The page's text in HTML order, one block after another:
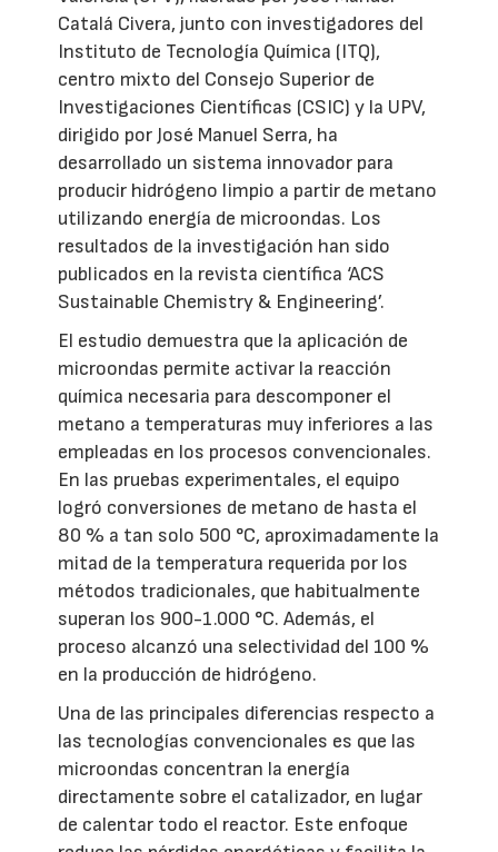
Catalá Civera, junto con investigadores del
Instituto de Tecnología Química (ITQ),
centro mixto del Consejo Superior de
Investigaciones Científicas (CSIC) y la UPV,
dirigido por José Manuel Serra, ha
desarrollado un sistema innovador para
producir hidrógeno limpio a partir de metano
utilizando energía de microondas. Los
resultados de la investigación han sido
publicados en la revista científica ‘ACS
Sustainable Chemistry & Engineering’.
El estudio demuestra que la aplicación de
microondas permite activar la reacción
química necesaria para descomponer el
metano a temperaturas muy inferiores a las
empleadas en los procesos convencionales.
En las pruebas experimentales, el equipo
logró conversiones de metano de hasta el
80 % a tan solo 500 °C, aproximadamente la
mitad de la temperatura requerida por los
métodos tradicionales, que habitualmente
superan los 900-1.000 °C. Además, el
proceso alcanzó una selectividad del 100 %
en la producción de hidrógeno.
Una de las principales diferencias respecto a
las tecnologías convencionales es que las
microondas concentran la energía
directamente sobre el catalizador, en lugar
de calentar todo el reactor. Este enfoque